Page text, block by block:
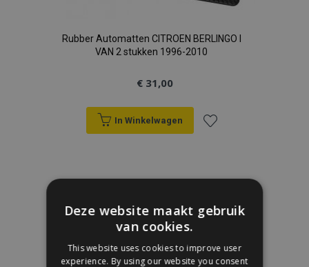
Rubber Automatten CITROEN BERLINGO I
VAN 2 stukken 1996-2010
€ 31,00
In Winkelwagen
Deze website maakt gebruik
van cookies.
This website uses cookies to improve user
experience. By using our website you consent